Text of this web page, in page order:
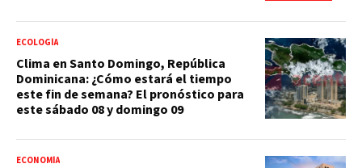
ECOLOGÍA
Clima en Santo Domingo, República
Dominicana: ¿Cómo estará el tiempo
este fin de semana? El pronóstico para
este sábado 08 y domingo 09
ECONOMÍA